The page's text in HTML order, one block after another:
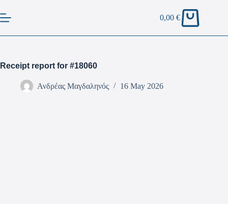
0,00€
Receipt report for #18060
Ανδρέας Μαγδαληνός 16 May 2026